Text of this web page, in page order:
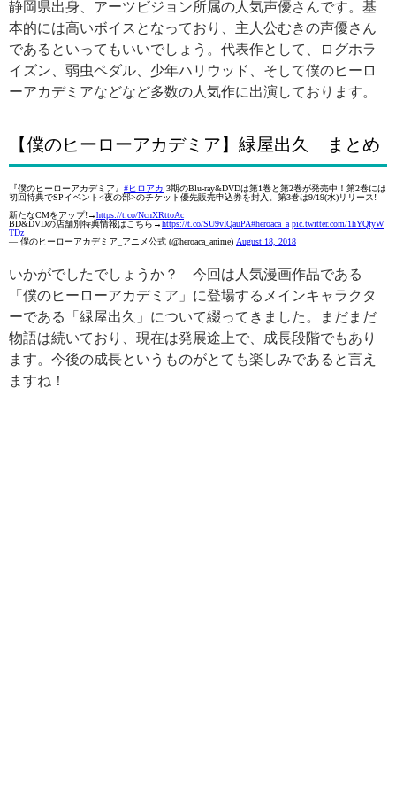
静岡県出身、アーツビジョン所属の人気声優さんです。基
本的には高いボイスとなっており、主人公むきの声優さん
であるといってもいいでしょう。代表作として、ログホラ
イズン、弱虫ペダル、少年ハリウッド、そして僕のヒーロ
ーアカデミアなどなど多数の人気作に出演しております。
【僕のヒーローアカデミア】緑屋出久 まとめ
『僕のヒーローアカデミア』 #ヒロアカ 3期のBlu-ray&DVDは第1巻と第2巻が発売中！第2巻には
初回特典でSPイベント<夜の部>のチケット優先販売申込券を封入。第3巻は9/19(水)リリース!
新たなCMをアップ!→https://t.co/NcnXRttoAc
BD&DVDの店舗別特典情報はこちら→https://t.co/SU9vIQauPA#heroaca_a pic.twitter.com/1hYQfyW
TDz
— 僕のヒーローアカデミア_アニメ公式 (@heroaca_anime) August 18, 2018
いかがでしたでしょうか？ 今回は人気漫画作品である
「僕のヒーローアカデミア」に登場するメインキャラクタ
ーである「緑屋出久」について綴ってきました。まだまだ
物語は続いており、現在は発展途上で、成長段階でもあり
ます。今後の成長というものがとても楽しみであると言え
ますね！